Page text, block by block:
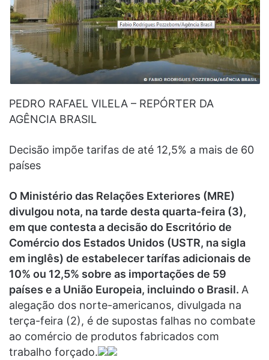
PEDRO RAFAEL VILELA – REPÓRTER DA
AGÊNCIA BRASIL
Decisão impõe tarifas de até 12,5% a mais de 60
países
O Ministério das Relações Exteriores (MRE)
divulgou nota, na tarde desta quarta-feira (3),
em que contesta a decisão do Escritório de
Comércio dos Estados Unidos (USTR, na sigla
em inglês) de estabelecer tarífas adicionais de
10% ou 12,5% sobre as importações de 59
países e a União Europeia, incluindo o Brasil. A
alegação dos norte-americanos, divulgada na
terça-feira (2), é de supostas falhas no combate
ao comércio de produtos fabricados com
trabalho forçado.